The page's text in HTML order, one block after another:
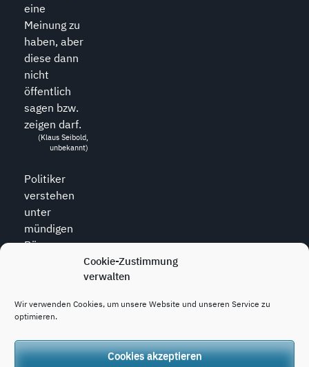
Cookie-Zustimmung
verwalten
Wir verwenden Cookies, um unsere Website und unseren Service zu
optimieren.
Cookies akzeptieren
eine
Meinung zu
haben, aber
diese dann
nicht
öffentlich
sagen bzw.
zeigen darf.
(Klaus Seibold,
unbekannt)
Politiker
verstehen
unter
mündigen
Bürgern
halten.
dt. Journalist)